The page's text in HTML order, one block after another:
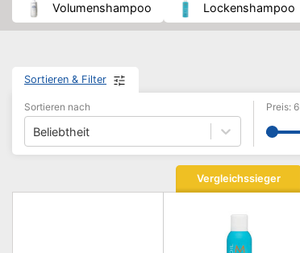
Volumenshampoo Lockenshampoo
Sortieren & Filter
Sortieren nach
Beliebtheit
Preis: 6
Vergleichssieger